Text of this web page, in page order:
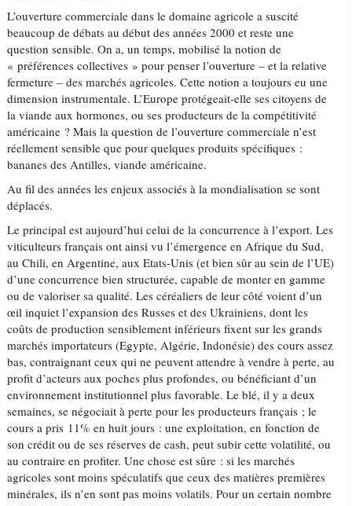
L’ouverture commerciale dans le domaine agricole a suscité
beaucoup de débats au début des années 2000 et reste une
question sensible. On a, un temps, mobilisé la notion de
« préférences collectives » pour penser l’ouverture – et la relative
fermeture – des marchés agricoles. Cette notion a toujours eu une
dimension instrumentale. L’Europe protégeait-elle ses citoyens de
la viande aux hormones, ou ses producteurs de la compétitivité
américaine ? Mais la question de l’ouverture commerciale n’est
réellement sensible que pour quelques produits spécifiques :
bananes des Antilles, viande américaine.
Au fil des années les enjeux associés à la mondialisation se sont
déplacés.
Le principal est aujourd’hui celui de la concurrence à l’export. Les
viticulteurs français ont ainsi vu l’émergence en Afrique du Sud,
au Chili, en Argentine, aux Etats-Unis (et bien sûr au sein de l’UE)
d’une concurrence bien structurée, capable de monter en gamme
ou de valoriser sa qualité. Les céréaliers de leur côté voient d’un
œil inquiet l’expansion des Russes et des Ukrainiens, dont les
coûts de production sensiblement inférieurs fixent sur les grands
marchés importateurs (Egypte, Algérie, Indonésie) des cours assez
bas, contraignant ceux qui ne peuvent attendre à vendre à perte, au
profit d’acteurs aux poches plus profondes, ou bénéficiant d’un
environnement institutionnel plus favorable. Le blé, il y a deux
semaines, se négociait à perte pour les producteurs français ; le
cours a pris 11% en huit jours : une exploitation, en fonction de
son crédit ou de ses réserves de cash, peut subir cette volatilité, ou
au contraire en profiter. Une chose est sûre : si les marchés
agricoles sont moins spéculatifs que ceux des matières premières
minérales, ils n’en sont pas moins volatils. Pour un certain nombre